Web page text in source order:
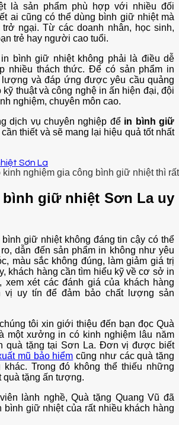
là sản phẩm phù hợp với nhiều đối
ai cũng có thể dùng bình giữ nhiệt mà
trở ngại. Từ các doanh nhân, học sinh,
trẻ hay người cao tuổi.
bình giữ nhiệt không phải là điều dễ
nhiều thách thức. Để có sản phẩm in
lượng và đáp ứng được yêu cầu quảng
kỹ thuật và công nghệ in ấn hiện đại, đội
nghiệm, chuyên môn cao.
dịch vụ chuyên nghiệp đểin bình giữ
cần thiết và sẽ mang lại hiệu quả tốt nhất
kinh nghiệm gia công bình giữ nhiệt thì
giữ nhiệt Sơn La uy
giữ nhiệt không đáng tin cậy có thể
dẫn đến sản phẩm in không như yêu
màu sắc không đúng, làm giảm giá trị
khách hàng cần tìm hiểu kỹ về cơ sở in
xem xét các đánh giá của khách hàng
vị uy tín để đảm bảo chất lượng sản
tôi xin giới thiệu đến bạn đọc Quà
một xưởng in có kinh nghiệm lâu năm
quà tặng tại Sơn La. Đơn vị được biết
mũ bảo hiểm cũng như các quà tặng
Trong đó không thể thiếu những
tặng ấn tượng.
lành nghề, Quà tặng Quang Vũ đã
bình giữ nhiệt của rất nhiều khách hàng